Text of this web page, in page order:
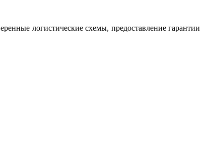
логистические схемы, предоставление гарантии